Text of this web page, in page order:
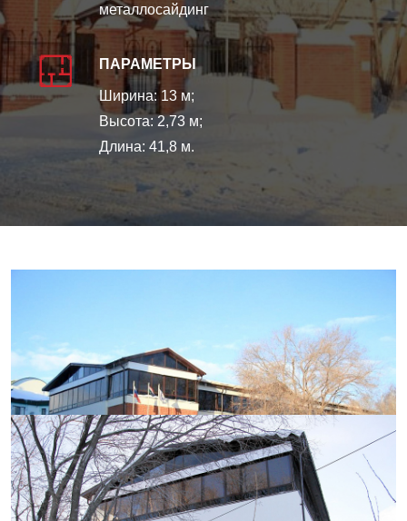
металлосайдинг
ПАРАМЕТРЫ
Ширина: 13 м;
Высота: 2,73 м;
Длина: 41,8 м.
«ЛЕКС»